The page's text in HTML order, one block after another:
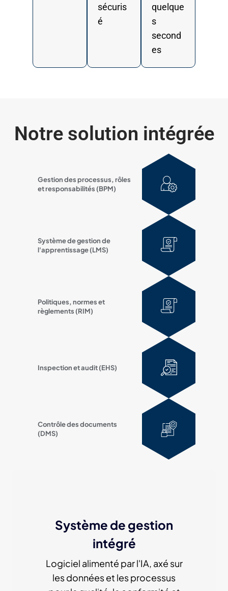
sécuris
é
quelque
s
second
es
Notre solution intégrée
Gestion des processus, rôles
et responsabilités (BPM)
Système de gestion de
l'apprentissage (LMS)
Politiques, normes et
règlements (RIM)
Inspection et audit (EHS)
Contrôle des documents
(DMS)
Système de gestion
intégré
Logiciel alimenté par l'IA, axé sur
les données et les processus